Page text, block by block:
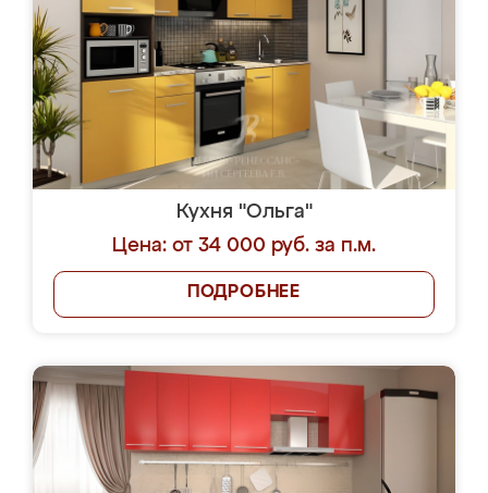
Кухня "Ольга"
Цена: от 34 000 руб. за п.м.
ПОДРОБНЕЕ